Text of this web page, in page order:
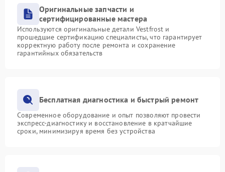
Оригинальные запчасти и
сертифицированные мастера
Используются оригинальные детали Vestfrost и
прошедшие сертификацию специалисты, что гарантирует
корректную работу после ремонта и сохранение
гарантийных обязательств
Бесплатная диагностика и быстрый ремонт
Современное оборудование и опыт позволяют провести
экспресс-диагностику и восстановление в кратчайшие
сроки, минимизируя время без устройства